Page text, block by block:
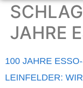
JAHRE
100 JAHRE
LEINFELDER: